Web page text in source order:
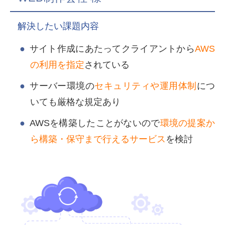
解決したい課題内容
サイト作成にあたってクライアントからAWS
の利用を指定 されている
サーバー環境のセキュリティや運用体制 につ
いても厳格な規定あり
AWSを構築したことがないので環境の提案か
ら構築・保守まで行えるサービス を検討